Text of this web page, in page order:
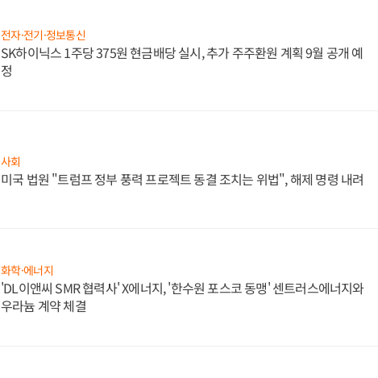
전자·전기·정보통신
SK하이닉스 1주당 375원 현금배당 실시, 추가 주주환원 계획 9월 공개 예
정
사회
미국 법원 "트럼프 정부 풍력 프로젝트 동결 조치는 위법", 해제 명령 내려
화학·에너지
'DL이앤씨 SMR 협력사' X에너지, '한수원 포스코 동맹' 센트러스에너지와
우라늄 계약 체결